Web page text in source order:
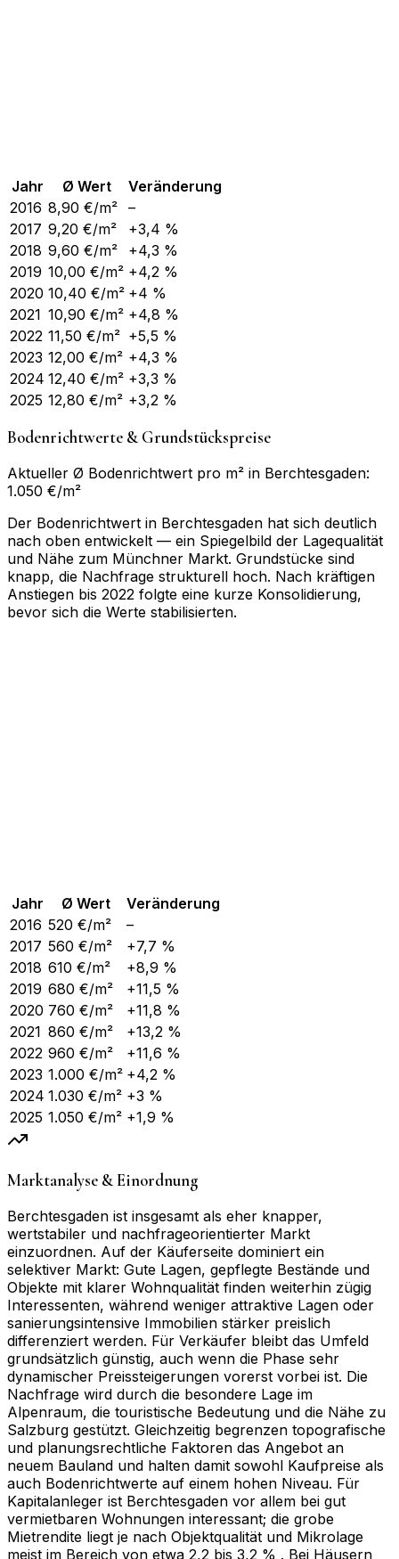
Jahr Ø Wert
Veränderung
2016 8,90 €/m² –
2017 9,20 €/m²
+3,4 %
2018 9,60 €/m²
+4,3 %
2019 10,00 €/m² +4,2 %
2020 10,40 €/m² +4 %
2021 10,90 €/m² +4,8 %
2022 11,50 €/m² +5,5 %
2023 12,00 €/m² +4,3 %
2024 12,40 €/m² +3,3 %
2025 12,80 €/m² +3,2 %
Bodenrichtwerte & Grundstückspreise
Aktueller Ø Bodenrichtwert pro m² in Berchtesgaden:
1.050 €/m²
Der Bodenrichtwert in Berchtesgaden hat sich deutlich
nach oben entwickelt — ein Spiegelbild der Lagequalität
und Nähe zum Münchner Markt. Grundstücke sind
knapp, die Nachfrage strukturell hoch. Nach kräftigen
Anstiegen bis 2022 folgte eine kurze Konsolidierung,
bevor sich die Werte stabilisierten.
Jahr Ø Wert
Veränderung
2016 520 €/m²
–
2017 560 €/m²
+7,7 %
2018 610 €/m²
+8,9 %
2019 680 €/m²
+11,5 %
2020 760 €/m²
+11,8 %
2021 860 €/m²
+13,2 %
2022 960 €/m²
+11,6 %
2023 1.000 €/m² +4,2 %
2024 1.030 €/m² +3 %
2025 1.050 €/m² +1,9 %
Marktanalyse & Einordnung
Berchtesgaden ist insgesamt als eher knapper,
wertstabiler und nachfrageorientierter Markt
einzuordnen. Auf der Käuferseite dominiert ein
selektiver Markt: Gute Lagen, gepflegte Bestände und
Objekte mit klarer Wohnqualität finden weiterhin zügig
Interessenten, während weniger attraktive Lagen oder
sanierungsintensive Immobilien stärker preislich
differenziert werden. Für Verkäufer bleibt das Umfeld
grundsätzlich günstig, auch wenn die Phase sehr
dynamischer Preissteigerungen vorerst vorbei ist. Die
Nachfrage wird durch die besondere Lage im
Alpenraum, die touristische Bedeutung und die Nähe zu
Salzburg gestützt. Gleichzeitig begrenzen topografische
und planungsrechtliche Faktoren das Angebot an
neuem Bauland und halten damit sowohl Kaufpreise als
auch Bodenrichtwerte auf einem hohen Niveau. Für
Kapitalanleger ist Berchtesgaden vor allem bei gut
vermietbaren Wohnungen interessant; die grobe
Mietrendite liegt je nach Objektqualität und Mikrolage
meist im Bereich von etwa 2,2 bis 3,2 % . Bei Häusern